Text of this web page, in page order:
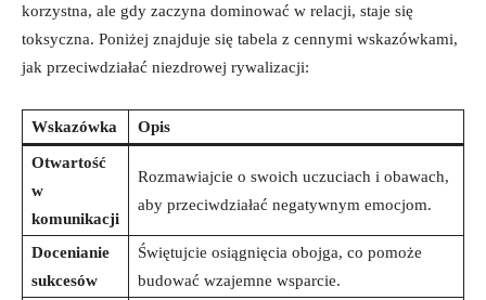
‌korzystna, ale⁣ gdy zaczyna dominować w relacji, ‌staje ⁣się
toksyczna. Poniżej znajduje się ⁢tabela z cennymi wskazówkami,⁢
jak przeciwdziałać⁤ niezdrowej rywalizacji:
Wskazówka Opis
Otwartość
w
komunikacji
Rozmawiajcie o swoich uczuciach ‍i obawach,
‍aby przeciwdziałać negatywnym emocjom.
Docenianie
sukcesów
Świętujcie ‌osiągnięcia obojga, co pomoże⁢
budować wzajemne wsparcie.